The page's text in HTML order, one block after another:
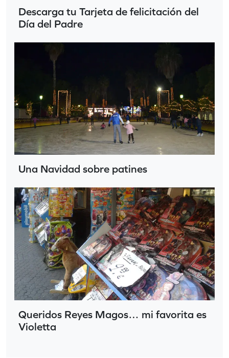
Descarga tu Tarjeta de felicitación del
Día del Padre
Una Navidad sobre patines
Queridos Reyes Magos… mi favorita es
Violetta